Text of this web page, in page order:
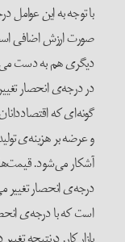
با توجه به این
صورت ارزش اضافی
دیگری هم به دست
در درجه‌ی انحصار
گونه‌ای که
و عرضه بر هزینه‌ی
آشکار می‌شود.
درجه‌ی انحصار تغییر
است که با درجه‌ی